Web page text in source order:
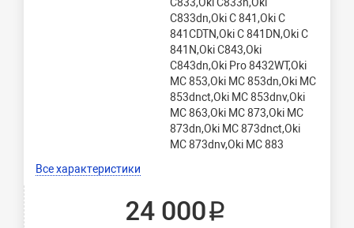
C833dn,Oki C 841,Oki C
841CDTN,Oki C 841DN,Oki C
841N,Oki C843,Oki
C843dn,Oki Pro 8432WT,Oki
MC 853,Oki MC 853dn,Oki MC
853dnct,Oki MC 853dnv,Oki
MC 863,Oki MC 873,Oki MC
873dn,Oki MC 873dnct,Oki
MC 873dnv,Oki MC 883
Все характеристики
24 000 ₽